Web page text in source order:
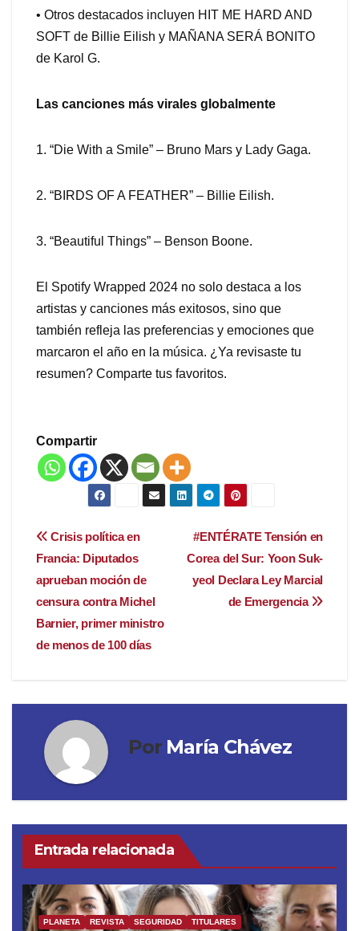
• Otros destacados incluyen HIT ME HARD AND
SOFT de Billie Eilish y MAÑANA SERÁ BONITO
de Karol G.
Las canciones más virales globalmente
1. “Die With a Smile” – Bruno Mars y Lady Gaga.
2. “BIRDS OF A FEATHER” – Billie Eilish.
3. “Beautiful Things” – Benson Boone.
El Spotify Wrapped 2024 no solo destaca a los
artistas y canciones más exitosos, sino que
también refleja las preferencias y emociones que
marcaron el año en la música. ¿Ya revisaste tu
resumen? Comparte tus favoritos.
Compartir
Navegación
de
entradas
#ENTÉRATE Tensión en
Corea del Sur: Yoon Suk-
yeol Declara Ley Marcial
de Emergencia
Crisis política en
Francia: Diputados
aprueban moción de
censura contra Michel
Barnier, primer ministro
de menos de 100 días
Por María Chávez
Entrada relacionada
PLANETA REVISTA SEGURIDAD TITULARES